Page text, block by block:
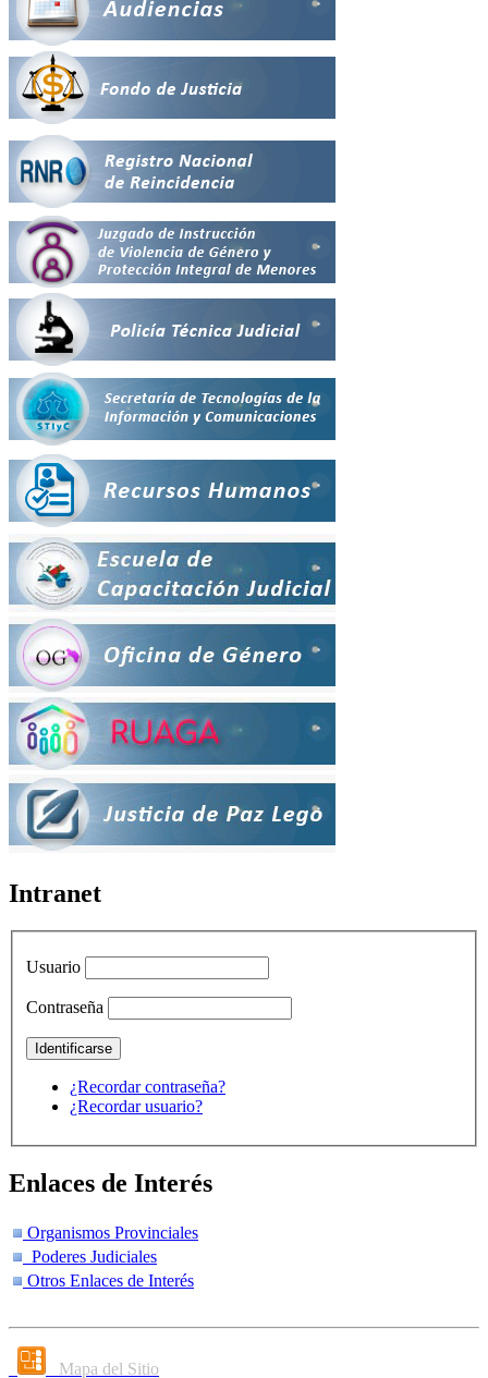
Intranet
Usuario
Contraseña
¿Recordar contraseña?
¿Recordar usuario?
Enlaces de Interés
Organismos Provinciales
Poderes Judiciales
Otros Enlaces de Interés
Mapa del Sitio